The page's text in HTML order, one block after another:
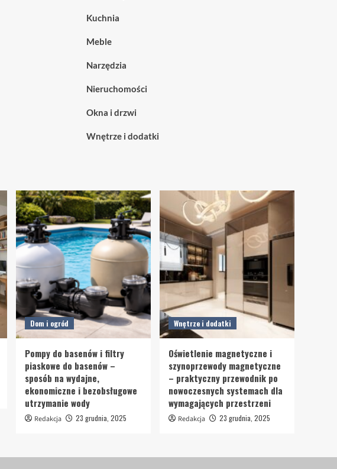
Kuchnia
Meble
Narzędzia
Nieruchomości
Okna i drzwi
Wnętrze i dodatki
Dom i ogród
Pompy do basenów i filtry
piaskowe do basenów –
sposób na wydajne,
ekonomiczne i bezobsługowe
utrzymanie wody
Redakcja 23 grudnia, 2025
Wnętrze i dodatki
Oświetlenie magnetyczne i
szynoprzewody magnetyczne
– praktyczny przewodnik po
nowoczesnych systemach dla
wymagających przestrzeni
Redakcja 23 grudnia, 2025